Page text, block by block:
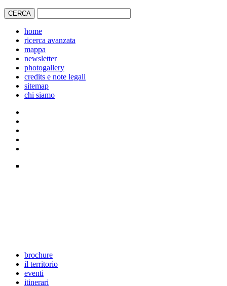
home
ricerca avanzata
mappa
newsletter
photogallery
credits e note legali
sitemap
chi siamo
brochure
il territorio
eventi
itinerari